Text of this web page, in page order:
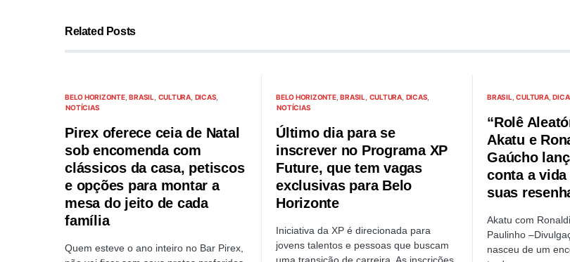
Related Posts
BELO HORIZONTE BRASIL CULTURA DICAS
NOTÍCIAS
Pirex oferece ceia de Natal
sob encomenda com
clássicos da casa, petiscos
e opções para montar a
mesa do jeito de cada
família
Quem esteve o ano inteiro no Bar Pirex,
BELO HORIZONTE BRASIL CULTURA DICAS
NOTÍCIAS
Último dia para se
inscrever no Programa XP
Future, que tem vagas
exclusivas para Belo
Horizonte
Iniciativa da XP é direcionada para
jovens talentos e pessoas que buscam
BRASIL CULTURA
“Rolê
Akatu e
Gaúcho
conta a
suas
Akatu com
Paulinho
nasceu de um